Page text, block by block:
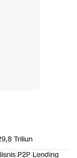
Triliun
P2P Lending